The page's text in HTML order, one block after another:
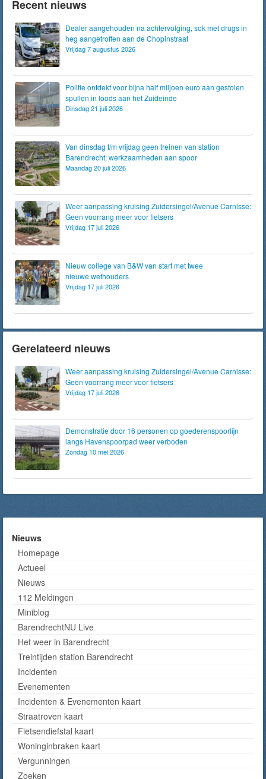
Recent nieuws
Dealer aangehouden na achtervolging, sok met drugs in
heg aangetroffen aan de Chopinstraat
Vrijdag 7 augustus 2026
Politie ontdekt voor bijna half miljoen euro aan gestolen
spullen in loods aan het Zuideinde
Dinsdag 21 juli 2026
Van dinsdag t/m vrijdag geen treinen van station
Barendrecht; werkzaamheden aan spoor
Maandag 20 juli 2026
Weer aanpassing kruising Zuidersingel/Avenue Carnisse:
Geen voorrang meer voor fietsers
Vrijdag 17 juli 2026
Nieuw college van B&W van start met twee
nieuwe wethouders
Vrijdag 17 juli 2026
Gerelateerd nieuws
Weer aanpassing kruising Zuidersingel/Avenue Carnisse:
Geen voorrang meer voor fietsers
Vrijdag 17 juli 2026
Demonstratie door 16 personen op goederenspoorlijn
langs Havenspoorpad weer verboden
Zondag 10 mei 2026
Nieuws
Homepage
Actueel
Nieuws
112 Meldingen
Miniblog
BarendrechtNU Live
Het weer in Barendrecht
Treintijden station Barendrecht
Incidenten
Evenementen
Incidenten & Evenementen kaart
Straatroven kaart
Fietsendiefstal kaart
Woninginbraken kaart
Vergunningen
Zoeken